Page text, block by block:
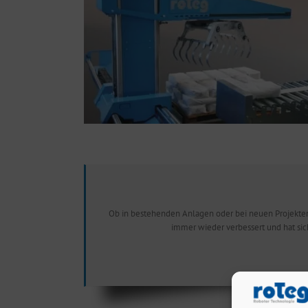
Ob in bestehenden Anlagen oder bei neuen
immer wieder verbessert und hat